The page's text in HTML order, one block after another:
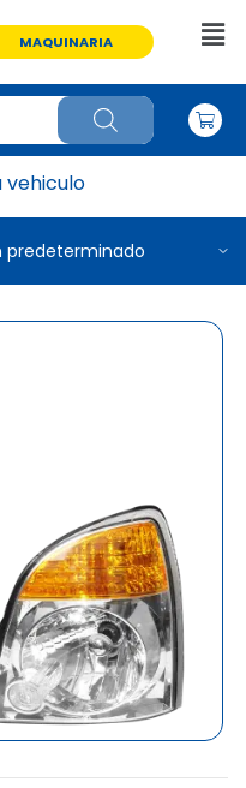
MAQUINARIA
vehiculo